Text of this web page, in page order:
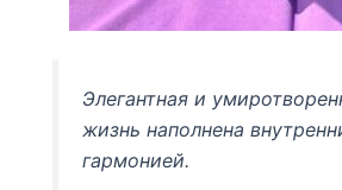
Элегантная и
жизнь наполнена
гармонией.